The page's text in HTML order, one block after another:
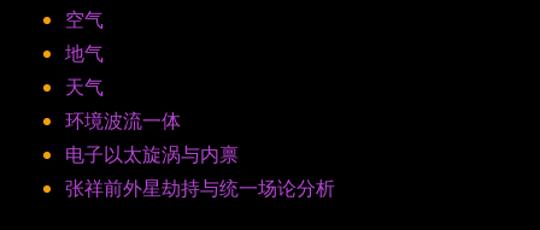
空气
地气
天气
环境波流一体
电子以太旋涡与内禀
张祥前外星劫持与统一场论分析